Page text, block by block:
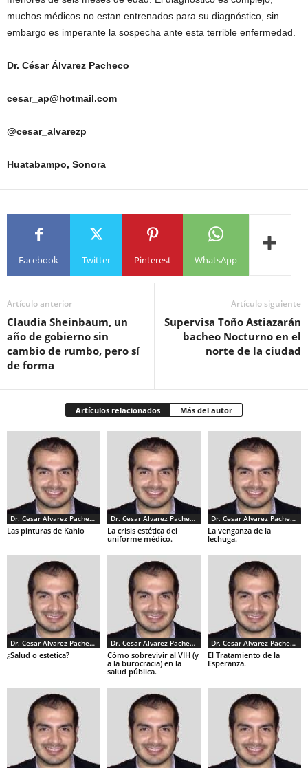
muchos médicos no estan entrenados para su diagnóstico, sin
embargo es imperante la sospecha ante esta terrible enfermedad.
Dr. César Álvarez Pacheco
cesar_ap@hotmail.com
@cesar_alvarezp
Huatabampo, Sonora
Facebook Twitter Pinterest WhatsApp
Artículo anterior
Claudia Sheinbaum, un
año de gobierno sin
cambio de rumbo, pero sí
de forma
Artículo siguiente
Supervisa Toño Astiazarán
bacheo Nocturno en el
norte de la ciudad
Artículos relacionados Más del autor
Dr. Cesar Alvarez Pacheco
Las pinturas de Kahlo
Dr. Cesar Alvarez Pacheco
La crisis estética del
uniforme médico.
Dr. Cesar Alvarez Pacheco
La venganza de la
lechuga.
Dr. Cesar Alvarez Pacheco
¿Salud o estetica?
Dr. Cesar Alvarez Pacheco
Cómo sobrevivir al VIH (y
a la burocracia) en la
salud pública.
Dr. Cesar Alvarez Pacheco
El Tratamiento de la
Esperanza.